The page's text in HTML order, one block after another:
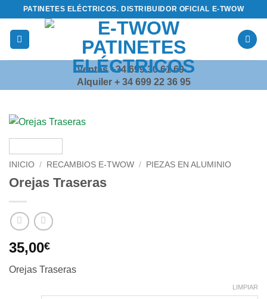
Saltar
al
contenido
PATINETES ELÉCTRICOS. DISTRIBUIDOR OFICIAL E-TWOW
Ventas +34 699 30 61 69
Alquiler + 34 699 22 36 95
INICIO / RECAMBIOS E-TWOW / PIEZAS EN ALUMINIO
Orejas Traseras
35,00€
Orejas Traseras
LIMPIAR